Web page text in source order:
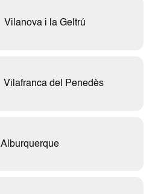
Vilanova i la Geltrú
Vilafranca del Penedès
Alburquerque